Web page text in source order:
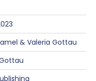
& Valeria Gottau